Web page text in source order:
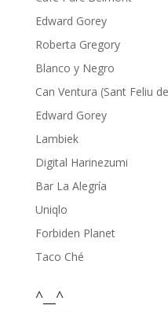
Edward Gorey
Roberta Gregory
Blanco y Negro
Can Ventura (Sant Feliu
Edward Gorey
Lambiek
Digital Harinezumi
Bar La Alegría
Uniqlo
Forbiden Planet
Taco Ché
^__^